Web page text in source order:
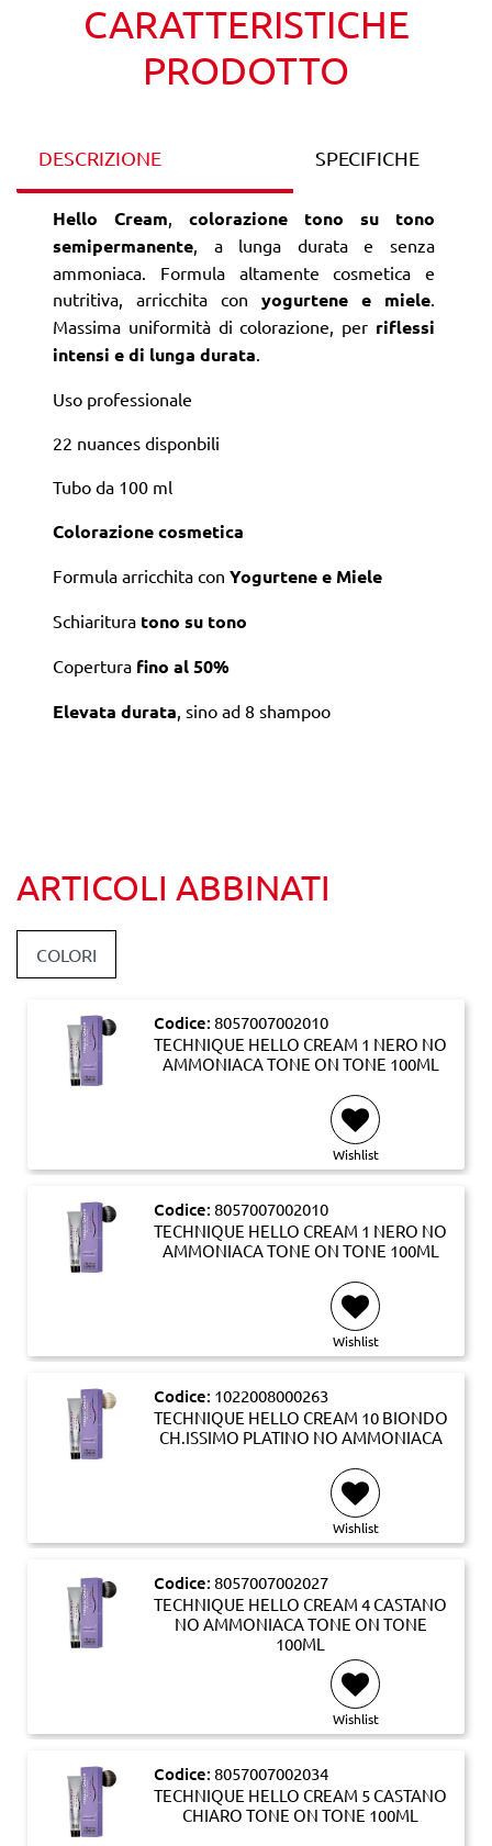
CARATTERISTICHE
PRODOTTO
DESCRIZIONE SPECIFICHE
Hello Cream, colorazione tono su tono
semipermanente, a lunga durata e senza
ammoniaca. Formula altamente cosmetica e
nutritiva, arricchita con yogurtene e miele.
Massima uniformità di colorazione, per riflessi
intensi e di lunga durata.
Uso professionale
22 nuances disponbili
Tubo da 100 ml
Colorazione cosmetica
Formula arricchita con Yogurtene e Miele
Schiaritura tono su tono
Copertura fino al 50%
Elevata durata, sino ad 8 shampoo
ARTICOLI ABBINATI
COLORI
Codice: 8057007002010
TECHNIQUE HELLO CREAM 1 NERO NO
AMMONIACA TONE ON TONE 100ML
Wishlist
Codice: 8057007002010
TECHNIQUE HELLO CREAM 1 NERO NO
AMMONIACA TONE ON TONE 100ML
Wishlist
Codice: 1022008000263
TECHNIQUE HELLO CREAM 10 BIONDO
CH.ISSIMO PLATINO NO AMMONIACA
Wishlist
Codice: 8057007002027
TECHNIQUE HELLO CREAM 4 CASTANO
NO AMMONIACA TONE ON TONE
100ML
Wishlist
Codice: 8057007002034
TECHNIQUE HELLO CREAM 5 CASTANO
CHIARO TONE ON TONE 100ML